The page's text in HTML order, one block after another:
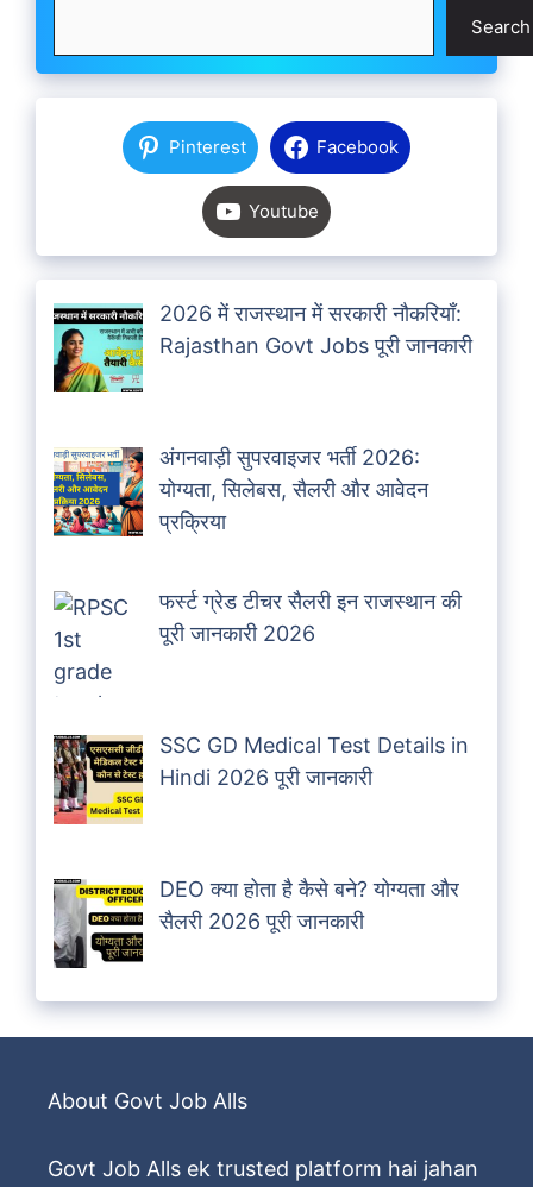
Search
Pinterest Facebook
Youtube
2026 में राजस्थान में सरकारी नौकरियाँ:
Rajasthan Govt Jobs पूरी जानकारी
अंगनवाड़ी सुपरवाइजर भर्ती 2026:
योग्यता, सिलेबस, सैलरी और आवेदन
प्रक्रिया
फर्स्ट ग्रेड टीचर सैलरी इन राजस्थान की
पूरी जानकारी 2026
SSC GD Medical Test Details in
Hindi 2026 पूरी जानकारी
DEO क्या होता है कैसे बने? योग्यता और
सैलरी 2026 पूरी जानकारी
About Govt Job Alls
Govt Job Alls ek trusted platform hai jahan